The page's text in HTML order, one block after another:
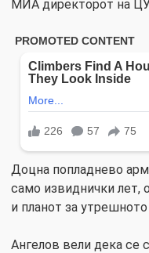
МИА директорот на
Доцна попладнево
само извиднички лет,
и планот за
Ангелов вели дека се